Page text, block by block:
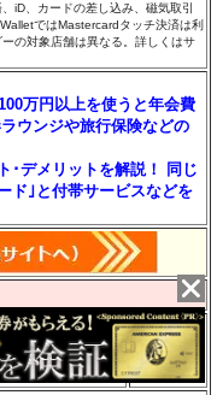
iD、カードの差し込み、磁気取引
ではMastercardタッチ決済は利
の対象店舗は異なる。詳しくはサ
万円以上を使うと年会費
ウンジや旅行保険などの
･デメリットを解説！ 同じ
ド｣と付帯サービスなどを
－